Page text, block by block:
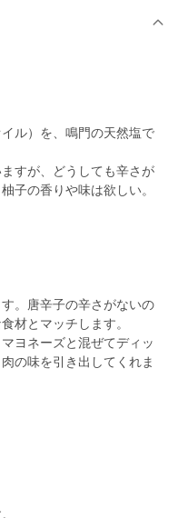
ル）を、鳴門の天然塩で
すが、どうしても辛さが
子の香りや味は欲しい。
。唐辛子の辛さがないの
材とマッチします。
ヨネーズと混ぜてディッ
の味を引き出してくれま